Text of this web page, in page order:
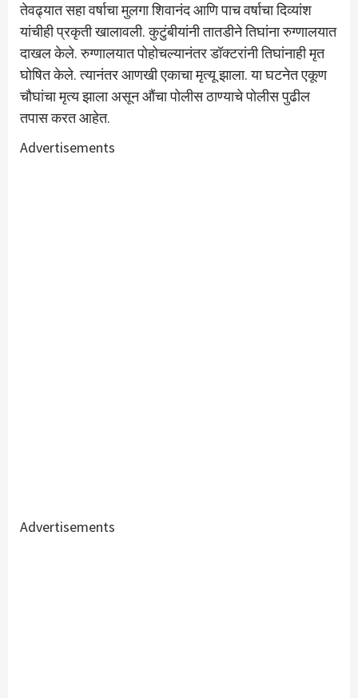
तेवढ्यात सहा वर्षाचा मुलगा शिवानंद आणि पाच वर्षाचा दिव्यांश
यांचीही प्रकृती खालावली. कुटुंबीयांनी तातडीने तिघांना रुग्णालयात
दाखल केले. रुग्णालयात पोहोचल्यानंतर डॉक्टरांनी तिघांनाही मृत
घोषित केले. त्यानंतर आणखी एकाचा मृत्यू झाला. या घटनेत एकूण
चौघांचा मृत्य झाला असून औंचा पोलीस ठाण्याचे पोलीस पुढील
तपास करत आहेत.
Advertisements
Advertisements